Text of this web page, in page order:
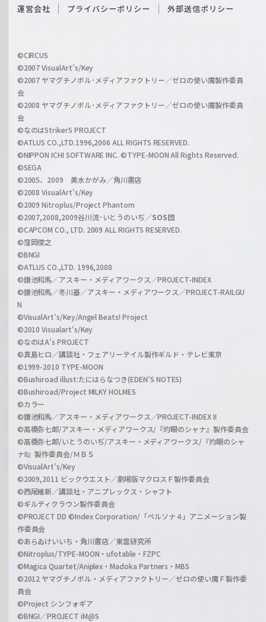
c
a
r
z
O
i
l
h
a
n
l
運営会社 プライバシーポリシー 外部送信ポリシー
©CIRCUS
©2007 VisualArt's/Key
©2007 ヤマグチノボル･メディアファクトリー／ゼロの使い魔製作委員
会
©2008 ヤマグチノボル･メディアファクトリー／ゼロの使い魔製作委員
会
©なのはStrikerS PROJECT
©ATLUS CO.,LTD.1996,2006 ALL RIGHTS RESERVED.
©NIPPON ICHI SOFTWARE INC. ©TYPE-MOON All Rights Reserved.
©SEGA
©2005、2009 美水かがみ／角川書店
©2008 VisualArt's/Key
©2009 Nitroplus/Project Phantom
©2007,2008,2009谷川流･いとうのいぢ／SOS団
©CAPCOM CO., LTD. 2009 ALL RIGHTS RESERVED.
©窪岡俊之
©BNGI
©ATLUS CO.,LTD. 1996,2008
©鎌池和馬／アスキー・メディアワークス／PROJECT-INDEX
©鎌池和馬／冬川基／アスキー・メディアワークス／PROJECT-RAILGU
N
©VisualArt's/Key/Angel Beats! Project
©2010 Visualart's/Key
©なのはA's PROJECT
©真島ヒロ／講談社・フェアリーテイル製作ギルド・テレビ東京
©1999-2010 TYPE-MOON
©Bushiroad illust:たにはらなつき(EDEN'S NOTES)
©Bushiroad/Project MILKY HOLMES
©カラー
©鎌池和馬／アスキー・メディアワークス／PROJECT-INDEX II
©高橋弥七郎/アスキー・メディアワークス/『灼眼のシャナ』製作委員会
©高橋弥七郎/いとうのいぢ/アスキー・メディアワークス/『灼眼のシャ
ナII』製作委員会/ＭＢＳ
©VisualArt's/Key
©2009,2011 ビックウエスト／劇場版マクロスＦ製作委員会
©西尾維新／講談社・アニプレックス・シャフト
©ギルティクラウン製作委員会
©PROJECT DD ©Index Corporation/「ペルソナ４」アニメーション製
作委員会
©あらゐけいいち・角川書店／東雲研究所
©Nitroplus/TYPE-MOON・ufotable・FZPC
©Magica Quartet/Aniplex・Madoka Partners・MBS
©2012 ヤマグチノボル・メディアファクトリー／ゼロの使い魔Ｆ製作委
員会
©Project シンフォギア
©BNGI／PROJECT iM@S